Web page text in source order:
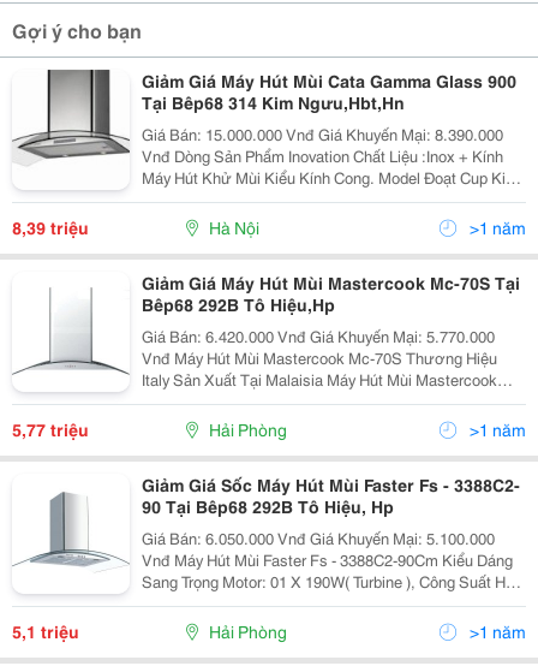
Gợi ý cho bạn
Giảm Giá Máy Hút Mùi Cata Gamma Glass 900
Tại Bêp68 314 Kim Ngưu,Hbt,Hn
Giá Bán: 15.000.000 Vnđ Giá Khuyến Mại: 8.390.000
Vnđ Dòng Sản Phẩm Inovation Chất Liệu :Inox + Kính
Máy Hút Khử Mùi Kiểu Kính Cong. Model Đoạt Cup Kiểu
Dáng Đẹp Do Hiệp Hội Các Nhà Tạo Mẫu Công Nghiệp
Trao Tặng
8,39 triệu Hà Nội >1 năm
Giảm Giá Máy Hút Mùi Mastercook Mc-70S Tại
Bêp68 292B Tô Hiệu,Hp
Giá Bán: 6.420.000 Vnđ Giá Khuyến Mại: 5.770.000
Vnđ Máy Hút Mùi Mastercook Mc-70S Thương Hiệu
Italy Sản Xuất Tại Malaisia Máy Hút Mùi Mastercook
Mc-70S Nhập Khẩu Nguyên Chiếc Cao Cấp Tại
Bep68.Vn - Showroom Và Đại Lý
5,77 triệu Hải Phòng >1 năm
Giảm Giá Sốc Máy Hút Mùi Faster Fs - 3388C2-
90 Tại Bêp68 292B Tô Hiệu, Hp
Giá Bán: 6.050.000 Vnđ Giá Khuyến Mại: 5.100.000
Vnđ Máy Hút Mùi Faster Fs - 3388C2-90Cm Kiểu Dáng
Sang Trọng Motor: 01 X 190W( Turbine ), Công Suất Hút:
850M3/H Độ Ồn: ≪= 60Db, Hút Siêu Êm Điều Khiển:
Phím Nhấn
5,1 triệu Hải Phòng >1 năm